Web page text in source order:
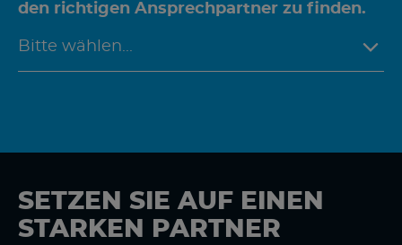
den richtigen Ansprechpartner zu finden.
SETZEN SIE AUF EINEN
STARKEN PARTNER